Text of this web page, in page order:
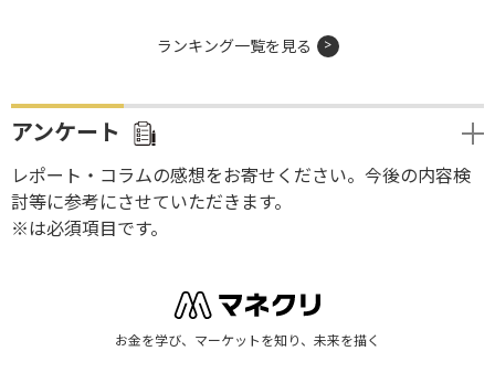
ランキング一覧を見る
アンケート
レポート・コラムの感想をお寄せください。今後の内容検
討等に参考にさせていただきます。
※は必須項目です。
お金を学び、マーケットを知り、未来を描く